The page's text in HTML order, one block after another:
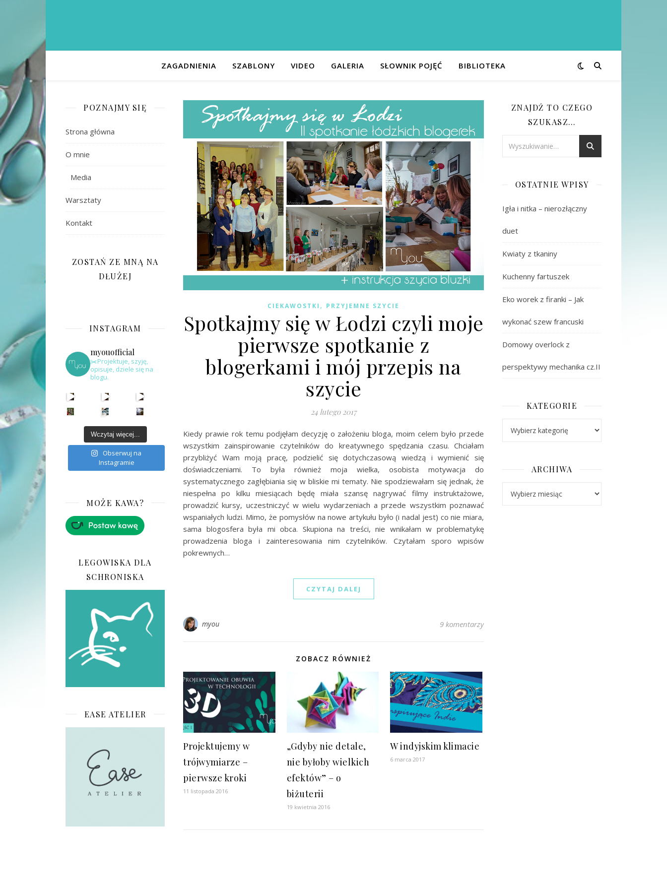
ZAGADNIENIA SZABLONY VIDEO GALERIA SŁOWNIK POJĘĆ BIBLIOTEKA
POZNAJMY SIĘ
Strona główna
O mnie
Media
Warsztaty
Kontakt
ZOSTAŃ ZE MNĄ NA
DŁUŻEJ
INSTAGRAM
myouofficial
✂️Projektuje, szyję,
opisuje, dziele się na
blogu.
Wczytaj więcej...
Obserwuj na
Instagramie
MOŻE KAWA?
LEGOWISKA DLA
SCHRONISKA
EASE ATELIER
CIEKAWOSTKI , PRZYJEMNE SZYCIE
Spotkajmy się w Łodzi czyli moje
pierwsze spotkanie z
blogerkami i mój przepis na
szycie
24 lutego 2017
Kiedy prawie rok temu podjęłam decyzję o założeniu bloga, moim celem było przede
wszystkim zainspirowanie czytelników do kreatywnego spędzania czasu. Chciałam
przybliżyć Wam moją pracę, podzielić się dotychczasową wiedzą i wymienić się
doświadczeniami. To była również moja wielka, osobista motywacja do
systematycznego zagłębiania się w bliskie mi tematy. Nie spodziewałam się jednak, że
niespełna po kilku miesiącach będę miała szansę nagrywać filmy instruktażowe,
prowadzić kursy, uczestniczyć w wielu wydarzeniach a przede wszystkim poznawać
wspaniałych ludzi. Mimo, że pomysłów na nowe artykułu było (i nadal jest) co nie miara,
sama blogosfera była mi obca. Skupiona na treści, nie wnikałam w problematykę
prowadzenia bloga i zainteresowania nim czytelników. Czytałam sporo wpisów
pokrewnych…
CZYTAJ DALEJ
myou 9 komentarzy
ZOBACZ RÓWNIEŻ
Projektujemy w
trójwymiarze –
pierwsze kroki
11 listopada 2016
„Gdyby nie detale,
nie byłoby wielkich
efektów” – o
biżuterii
19 kwietnia 2016
W indyjskim klimacie
6 marca 2017
ZNAJDŹ TO CZEGO
SZUKASZ…
OSTATNIE WPISY
Igła i nitka – nierozłączny
duet
Kwiaty z tkaniny
Kuchenny fartuszek
Eko worek z firanki – Jak
wykonać szew francuski
Domowy overlock z
perspektywy mechanika cz.II
KATEGORIE
ARCHIWA